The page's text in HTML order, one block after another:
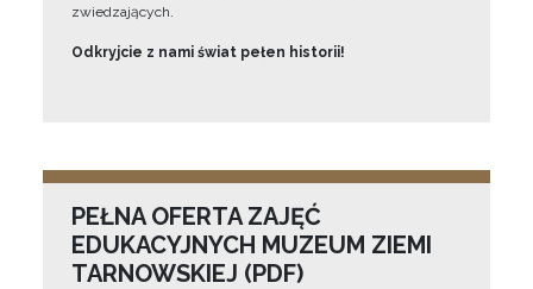
zwiedzających.
Odkryjcie z nami świat pełen historii!
PEŁNA OFERTA ZAJĘĆ
EDUKACYJNYCH MUZEUM ZIEMI
TARNOWSKIEJ (PDF)